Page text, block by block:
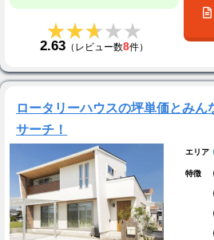
★★★★★
★★★★★
2.63 （レビュー数8件）
ロータリーハウスの坪単価とみん
サーチ！
エリア
特徴